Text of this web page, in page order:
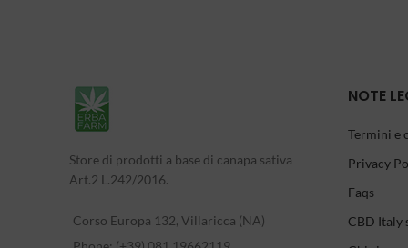
Store di prodotti a base di canapa sativa
Art.2 L.242/2016.
Corso Europa 132, Villaricca (NA)
NOTE
Termini e
Privacy
Faqs
CBD Italy